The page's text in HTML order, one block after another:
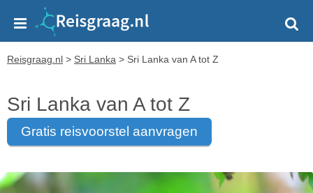
Reisgraag.nl > Sri Lanka > Sri Lanka van A tot Z
Sri Lanka van A tot Z
gratis reisvoorstel aanvragen